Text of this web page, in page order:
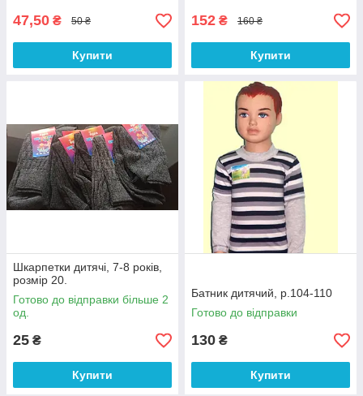
47,50 ₴ 50 ₴
Купити
152 ₴ 160 ₴
Купити
Шкарпетки дитячі, 7-8 років,
розмір 20.
Готово до відправки більше 2
од.
25 ₴
Купити
Батник дитячий, р.104-110
Готово до відправки
130 ₴
Купити